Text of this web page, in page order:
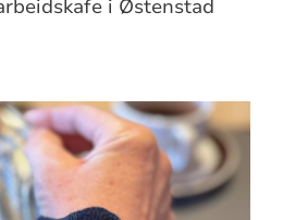
i Østenstad